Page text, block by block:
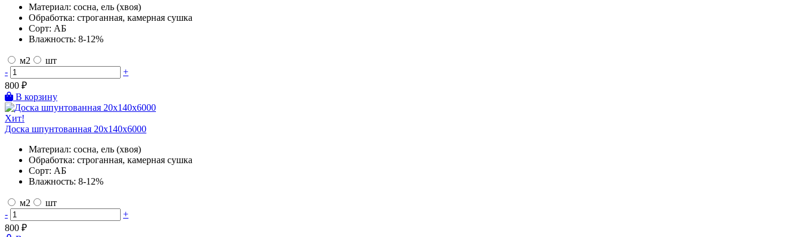
Материал: сосна, ель (хвоя)
Обработка: строганная, камерная сушка
Сорт: АБ
Влажность: 8-12%
м2
шт
-
+
800 ₽
В корзину
Хит!
Доска шпунтованная 20х140х6000
Материал: сосна, ель (хвоя)
Обработка: строганная, камерная сушка
Сорт: АБ
Влажность: 8-12%
м2
шт
-
+
800 ₽